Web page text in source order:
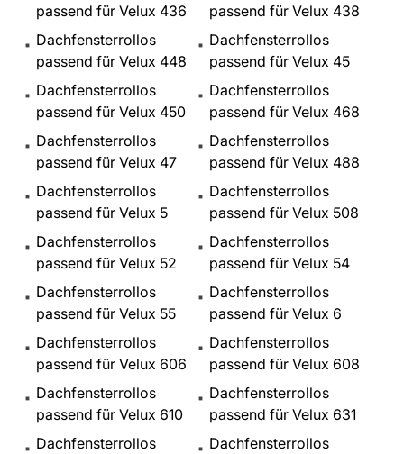
passend für Velux 436
passend für Velux 438
Dachfensterrollos
passend für Velux 448
Dachfensterrollos
passend für Velux 45
Dachfensterrollos
passend für Velux 450
Dachfensterrollos
passend für Velux 468
Dachfensterrollos
passend für Velux 47
Dachfensterrollos
passend für Velux 488
Dachfensterrollos
passend für Velux 5
Dachfensterrollos
passend für Velux 508
Dachfensterrollos
passend für Velux 52
Dachfensterrollos
passend für Velux 54
Dachfensterrollos
passend für Velux 55
Dachfensterrollos
passend für Velux 6
Dachfensterrollos
passend für Velux 606
Dachfensterrollos
passend für Velux 608
Dachfensterrollos
passend für Velux 610
Dachfensterrollos
passend für Velux 631
Dachfensterrollos
Dachfensterrollos